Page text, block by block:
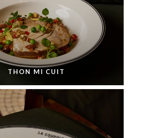
THON MI CUIT